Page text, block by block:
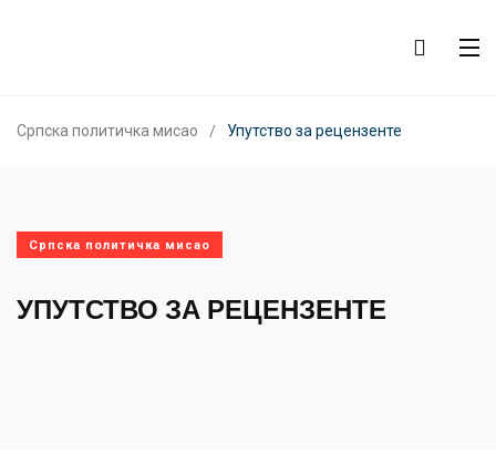
Српска политичка мисао Упутство за рецензенте
Српска политичка мисао
УПУТСТВО ЗА РЕЦЕНЗЕНТЕ